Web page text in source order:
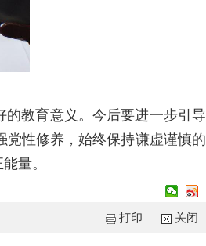
的教育意义。今后要进一步引导
性修养，始终保持谦虚谨慎的
量。
打印 关闭